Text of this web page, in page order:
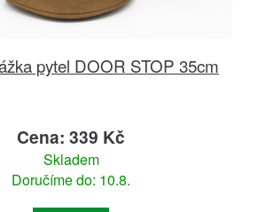
pytel DOOR STOP 35cm
Cena: 339 Kč
Skladem
Doručíme do: 10.8.